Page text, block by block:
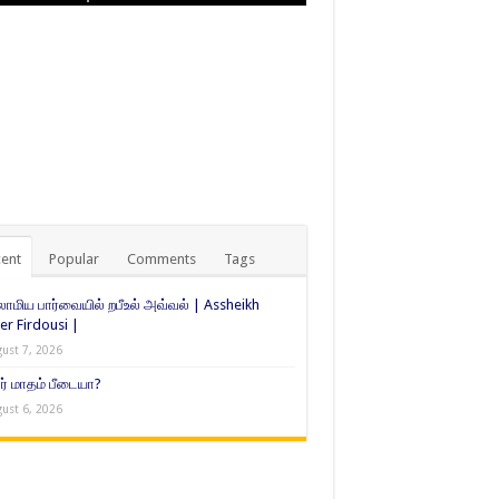
Popular Comments Tags
பார்வையில் றபீஉல் அவ்வல் | Assheikh
Firdousi |
7, 2026
மாதம் பீடையா?
6, 2026